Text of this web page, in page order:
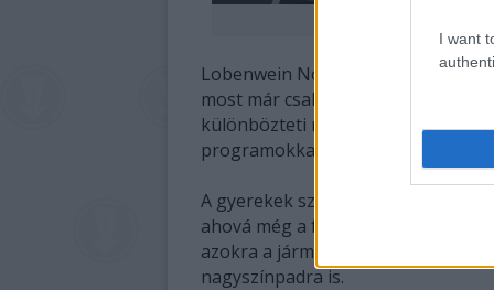
I want
Lobenwein Norbert hozzátette: a
most már családjukkal együtt
különbözteti meg a többi
programokkal.
A gyerekek szombaton 10 órától
ahová még a felnőtteket sem
azokra a járművekre, amelyekkel
nagyszínpadra is.